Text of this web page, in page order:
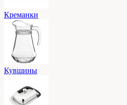
Креманки
Кувшины